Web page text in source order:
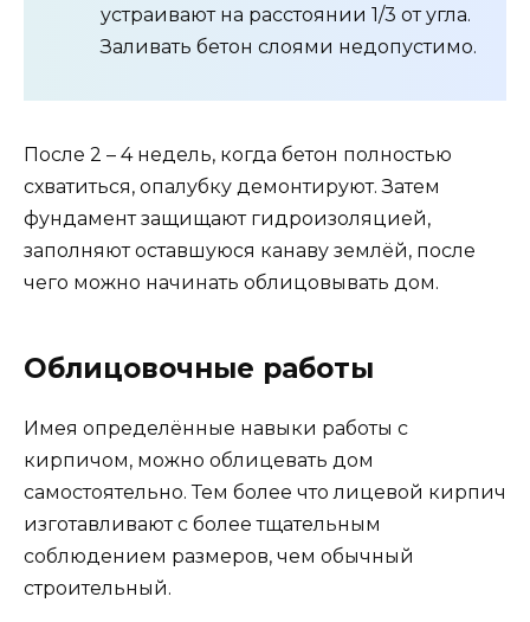
устраивают на расстоянии 1/3 от угла.
Заливать бетон слоями недопустимо.
После 2 – 4 недель, когда бетон полностью
схватиться, опалубку демонтируют. Затем
фундамент защищают гидроизоляцией,
заполняют оставшуюся канаву землёй, после
чего можно начинать облицовывать дом.
Облицовочные работы
Имея определённые навыки работы с
кирпичом, можно облицевать дом
самостоятельно. Тем более что лицевой кирпич
изготавливают с более тщательным
соблюдением размеров, чем обычный
строительный.